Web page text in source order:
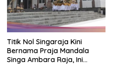
Titik Nol Singaraja Kini
Bernama Praja Mandala
Singa Ambara Raja, Ini